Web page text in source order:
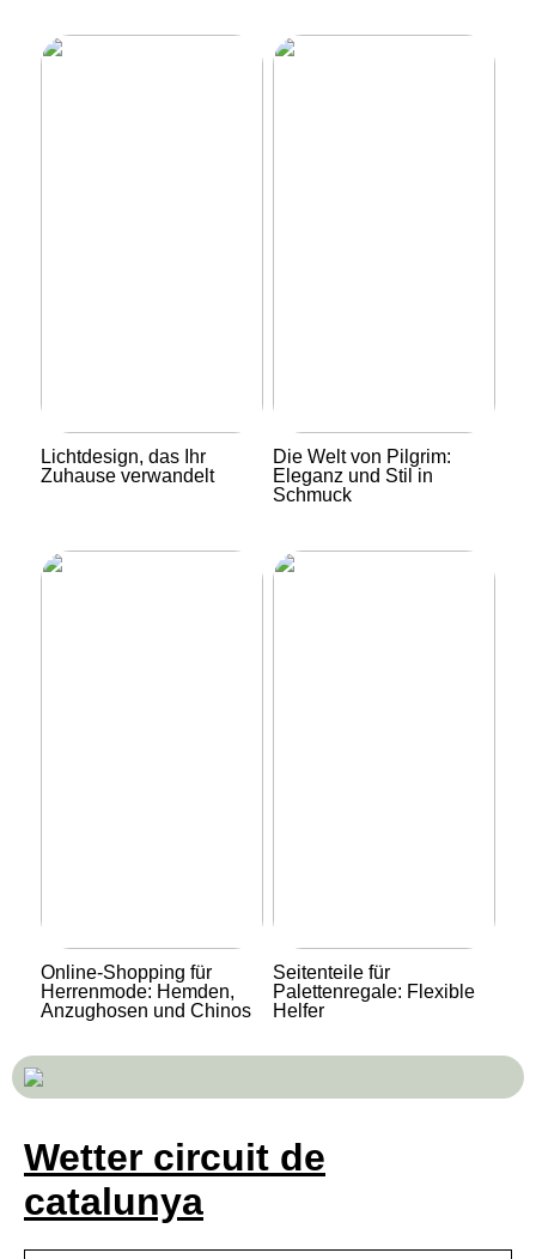
Lichtdesign, das Ihr
Zuhause verwandelt
Die Welt von Pilgrim:
Eleganz und Stil in
Schmuck
Online-Shopping für
Herrenmode: Hemden,
Anzughosen und Chinos
Seitenteile für
Palettenregale: Flexible
Helfer
Wetter circuit de
catalunya